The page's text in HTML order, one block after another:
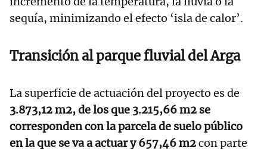
sequía, minimizando el efecto ‘isla de calor’.
Transición al parque fluvial del Arga
La superficie de actuación del proyecto es de
3.873,12 m2, de los que 3.215,66 m2 se
corresponden con la parcela de suelo público
en la que se va a actuar y 657,46 m2con parte